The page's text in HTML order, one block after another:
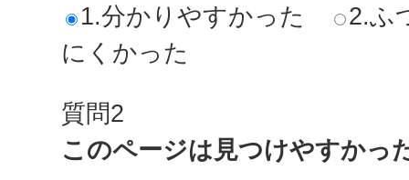
1.分かりやすかった
2.ふ
にくかった
質問2
このページは見つけやすかっ